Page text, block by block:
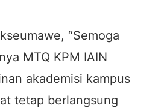
“Semoga
MTQ KPM IAIN
akademisi kampus
tetap berlangsung